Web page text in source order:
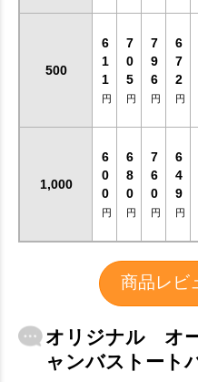
500
6
1
1
円
7
0
5
円
7
9
6
円
6
7
2
円
1,000
6
0
0
円
6
8
0
円
7
6
0
円
6
4
9
円
商品レビ
オリジナル オ
ャンバストート